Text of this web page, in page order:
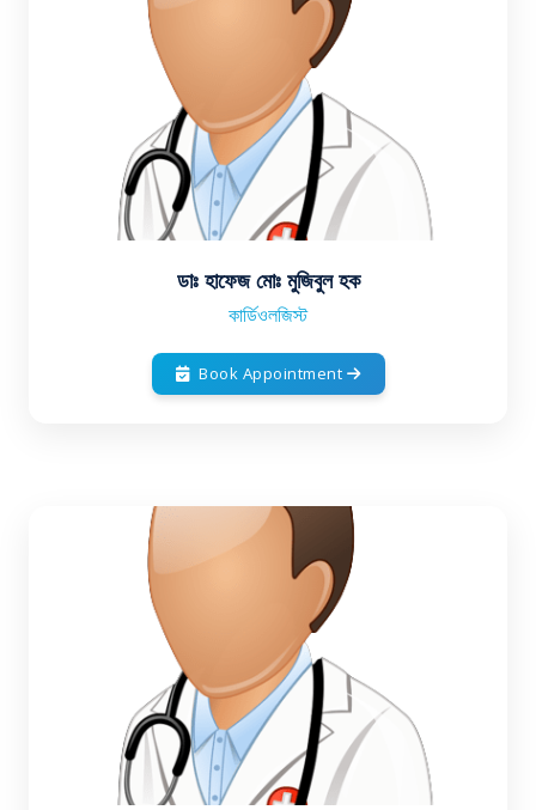
ডাঃ হাফেজ মোঃ মুজিবুল হক
কার্ডিওলজিস্ট
Book Appointment